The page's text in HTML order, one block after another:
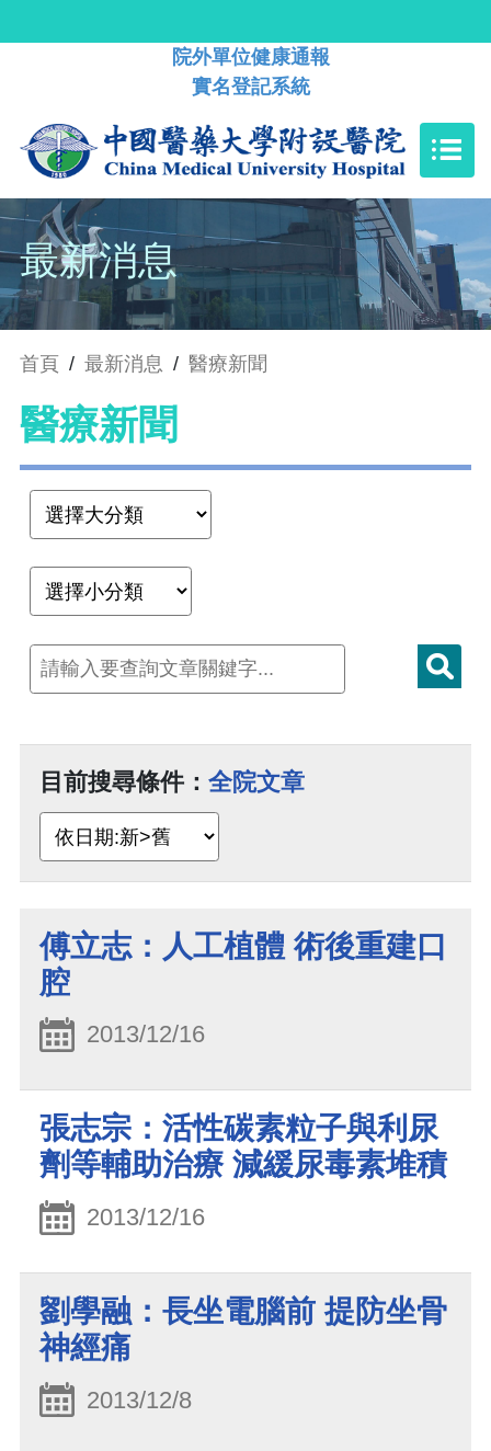
院外單位健康通報
實名登記系統
最新消息
首頁 / 最新消息 / 醫療新聞
醫療新聞
目前搜尋條件： 全院文章
傅立志：人工植體 術後重建口
腔
2013/12/16
張志宗：活性碳素粒子與利尿
劑等輔助治療 減緩尿毒素堆積
2013/12/16
劉學融：長坐電腦前 提防坐骨
神經痛
2013/12/8